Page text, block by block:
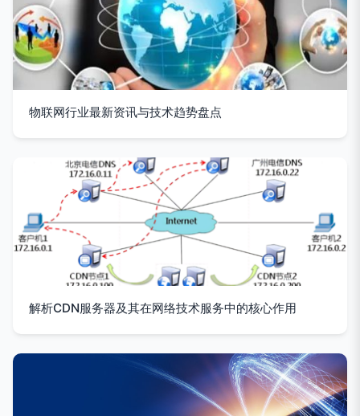
物联网行业最新资讯与技术趋势盘点
解析CDN服务器及其在网络技术服务中的核心作用